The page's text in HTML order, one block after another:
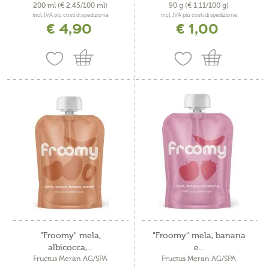
200 ml (€ 2,45/100 ml)
incl. IVA più costi di spedizione
€ 4,90
90 g (€ 1,11/100 g)
incl. IVA più costi di spedizione
€ 1,00
"Froomy" mela,
albicocca,...
Fructus Meran AG/SPA
"Froomy" mela, banana
e...
Fructus Meran AG/SPA